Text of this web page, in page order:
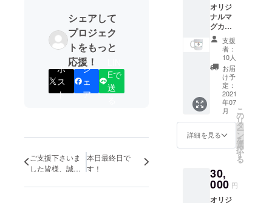
シェアして
プロジェク
トをもっと
応援！
ポ
ス
ト
シ
ェ
ア
Eで
送
ご支援下さいま
した皆様、誠に
います！！
本日最終日で
す！
オリジ
ナルマ
グカッ
プ２個
＆お礼
のメー
ル＆事
業報告
支援
者：
10人
お届
け予
定：
2021
年07
月
詳細を見る
こ
の
リ
タ
ー
ン
を
選
択
す
る
30,
000 円
オリジ